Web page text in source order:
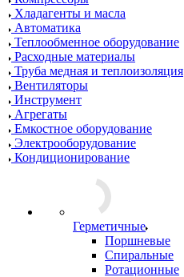
Хладагенты и масла
Автоматика
Теплообменное оборудование
Расходные материалы
Труба медная и теплоизоляция
Вентиляторы
Инструмент
Агрегаты
Емкостное оборудование
Электрооборудование
Кондиционирование
Герметичные
Поршневые
Спиральные
Ротационные